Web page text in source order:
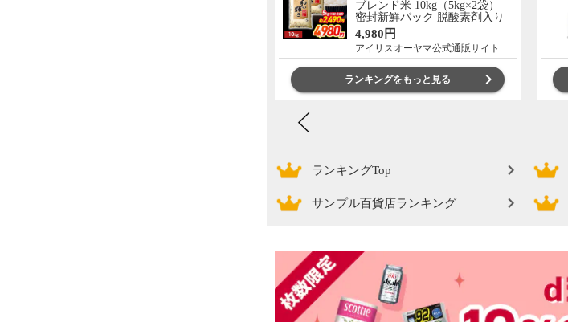
ブレンド米 10kg（5kg×2袋）
密封新鮮パック 脱酸素剤入り
米 お米 低温製法米 アイリスオ
ーヤマ [食品]
4,980円
アイリスオーヤマ公式通販サイト アイリスプラザ
ランキングをもっと見る
ランキングTop
サンプル百貨店ランキング